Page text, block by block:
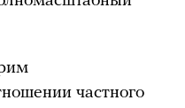
частного